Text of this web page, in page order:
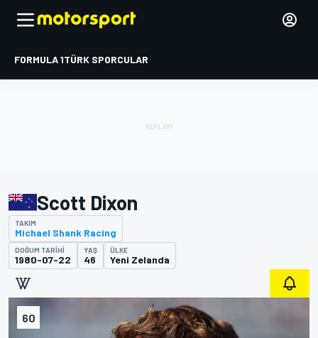
FORMULA 1TÜRK SPORCULAR
60
Scott Dixon
TAKIM
Michael Shank Racing
DOĞUM TARIHI
1980-07-22
YAŞ
46
ÜLKE
Yeni Zelanda